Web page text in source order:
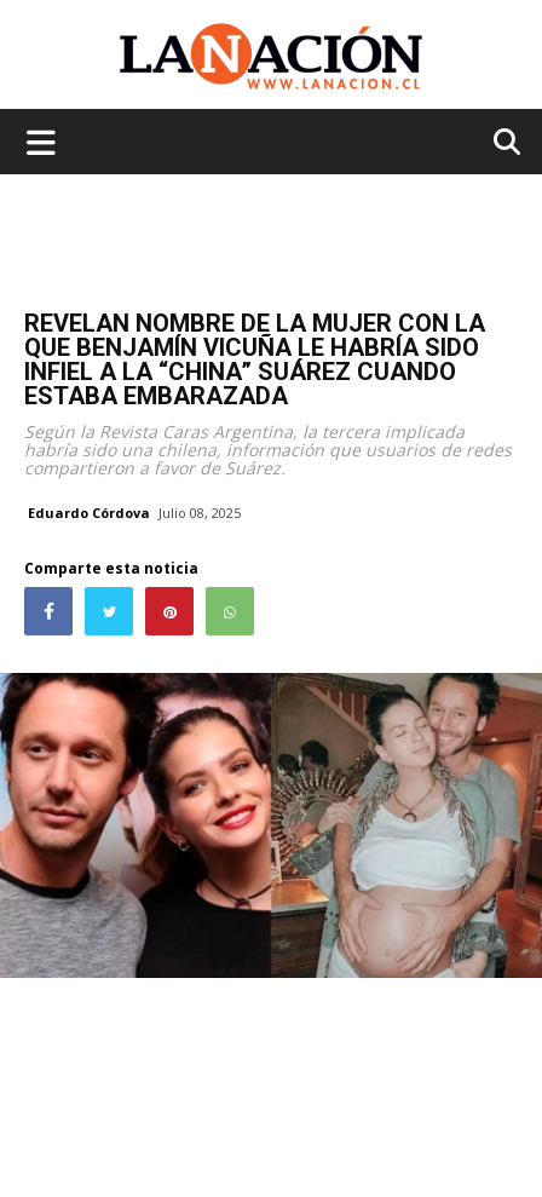
REVELAN NOMBRE DE LA MUJER CON LA
QUE BENJAMÍN VICUÑA LE HABRÍA SIDO
INFIEL A LA “CHINA” SUÁREZ CUANDO
ESTABA EMBARAZADA
Según la Revista Caras Argentina, la tercera implicada
habría sido una chilena, información que usuarios de redes
compartieron a favor de Suárez.
Eduardo Córdova Julio 08, 2025
Comparte esta noticia